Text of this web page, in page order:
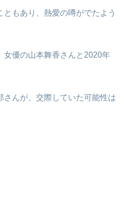
ともあり、熱愛の噂がでたよう
女優の山本舞香さんと2020年
さんが、交際していた可能性は